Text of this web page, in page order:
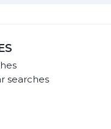
searches